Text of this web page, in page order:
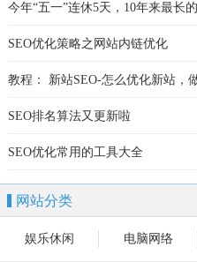
今年“五一”连休5天，10年来最长
SEO优化策略之网站内链优化
教程： 新站SEO-怎么优化新站，
SEO排名算法又更新啦
SEO优化常用的工具大全
网站分类
娱乐休闲 电脑网络